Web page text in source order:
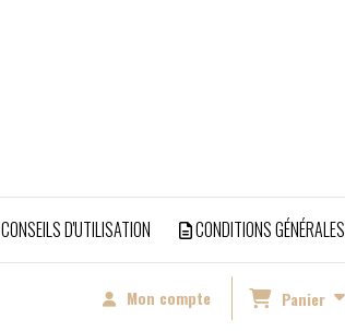
Mon compte Panier
CONSEILS D'UTILISATION CONDITIONS GÉNÉRALES